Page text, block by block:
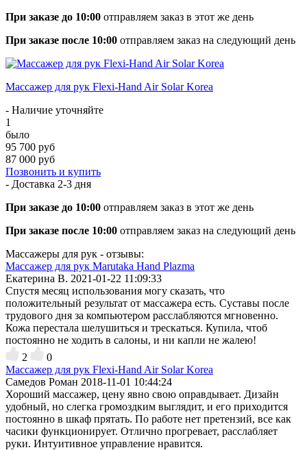
При заказе до 10:00 отправляем заказ в этот же день
При заказе после 10:00 отправляем заказ на следующий день
Массажер для рук Flexi-Hand Air Solar Korea
- Наличие уточняйте
1
было
95 700 руб
87 000 руб
Позвонить и купить
- Доставка 2-3 дня
При заказе до 10:00 отправляем заказ в этот же день
При заказе после 10:00 отправляем заказ на следующий день
Массажеры для рук - отзывы:
Массажер для рук Marutaka Hand Plazma
Екатерина В. 2021-01-22 11:09:33
Спустя месяц использования могу сказать, что
положительный результат от массажера есть. Суставы после
трудового дня за компьютером расслабляются мгновенно.
Кожа перестала шелушиться и трескаться. Купила, чтоб
постоянно не ходить в салоны, и ни капли не жалею!
2
0
Массажер для рук Flexi-Hand Air Solar Korea
Самедов Роман 2018-11-01 10:44:24
Хороший массажер, цену явно свою оправдывает. Дизайн
удобный, но слегка громоздким выглядит, и его приходится
постоянно в шкаф прятать. По работе нет претензий, все как
часики функционирует. Отлично прогревает, расслабляет
руки. Интуитивное управление нравится.